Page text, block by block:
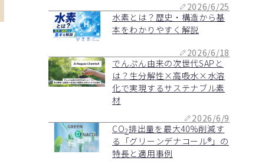
2026/6/25
水素とは？歴史・構造から基
本をわかりやすく解説
2026/6/18
でんぷん由来の次世代SAPと
は？生分解性×高吸水×水溶
化で実現するサステナブル素
材
2026/6/9
CO2排出量を最大40%削減す
る「グリーンデナコール®」の
特長と適用事例